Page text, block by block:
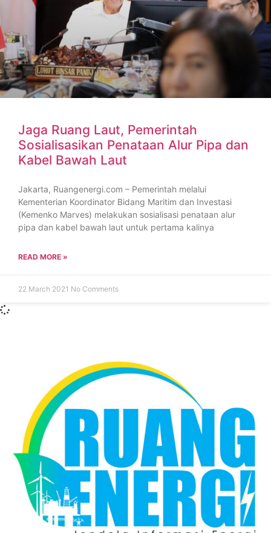
Jaga Ruang Laut, Pemerintah
Sosialisasikan Penataan Alur Pipa dan
Kabel Bawah Laut
Jakarta, Ruangenergi.com – Pemerintah melalui
Kementerian Koordinator Bidang Maritim dan Investasi
(Kemenko Marves) melakukan sosialisasi penataan alur
pipa dan kabel bawah laut untuk pertama kalinya
READ MORE »
22 March 2021 No Comments